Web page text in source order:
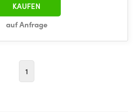
auf Anfrage
KAUFEN
1